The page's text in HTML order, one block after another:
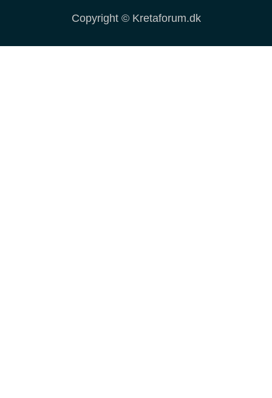
Copyright © Kretaforum.dk